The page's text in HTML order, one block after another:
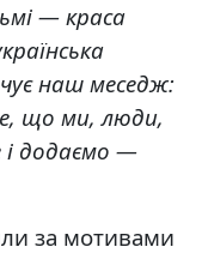
— краса
наш меседж:
що ми, люди,
додаємо —
за мотивами